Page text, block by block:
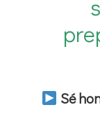
Sé